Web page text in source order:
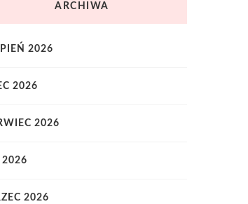
ARCHIWA
2026
2026
2026
2026
2026